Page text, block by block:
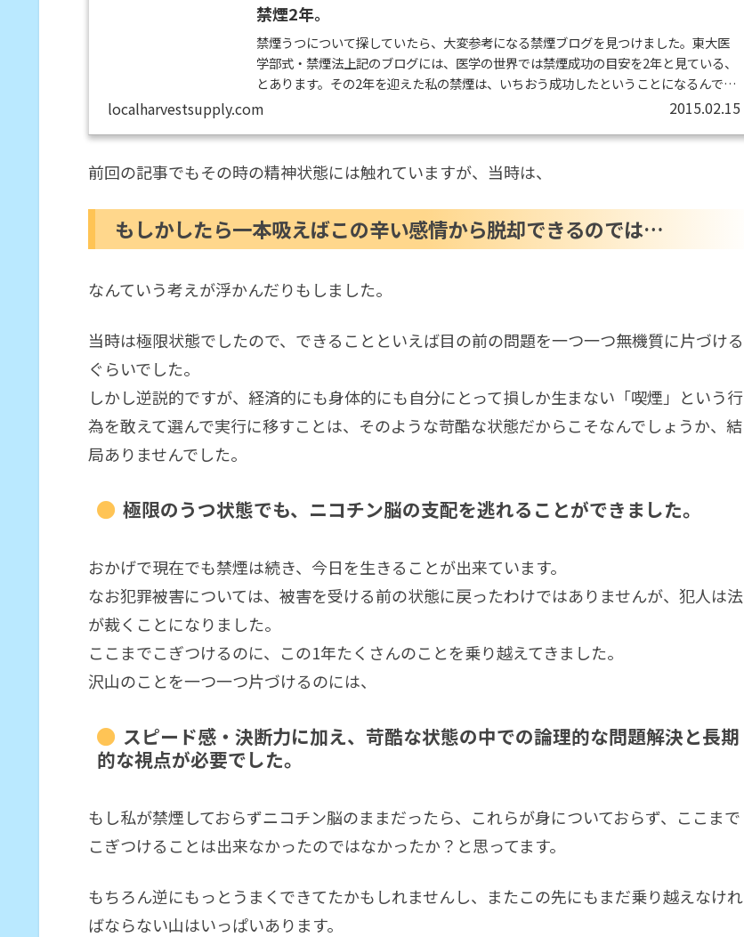
禁煙2年。
禁煙うつについて探していたら、大変参考になる禁煙ブログを見つけました。東大医
学部式・禁煙法上記のブログには、医学の世界では禁煙成功の目安を2年と見ている、
とあります。その2年を迎えた私の禁煙は、いちおう成功したということになるんでし
ょうか・・・と疑問に思うのは、最近自分がうつ気味であり、その原因は禁煙のせい
めです。自分のここまでの禁煙を自分のブログで振り返ってみると、禁煙と並行して
ストレスが高まっていることは頻繁に触れていました。し...
localharvestsupply.com 2015.02.15
前回の記事でもその時の精神状態には触れていますが、当時は、
もしかしたら一本吸えばこの辛い感情から脱却できるのでは…
なんていう考えが浮かんだりもしました。
当時は極限状態でしたので、できることといえば目の前の問題を一つ一つ無機質に片づける
ぐらいでした。
しかし逆説的ですが、経済的にも身体的にも自分にとって損しか生まない「喫煙」という行
為を敢えて選んで実行に移すことは、そのような苛酷な状態だからこそなんでしょうか、結
局ありませんでした。
極限のうつ状態でも、ニコチン脳の支配を逃れることができました。
おかげで現在でも禁煙は続き、今日を生きることが出来ています。
なお犯罪被害については、被害を受ける前の状態に戻ったわけではありませんが、犯人は法
が裁くことになりました。
ここまでこぎつけるのに、この1年たくさんのことを乗り越えてきました。
沢山のことを一つ一つ片づけるのには、
スピード感・決断力に加え、苛酷な状態の中での論理的な問題解決と長期
的な視点が必要でした。
もし私が禁煙しておらずニコチン脳のままだったら、これらが身についておらず、ここまで
こぎつけることは出来なかったのではなかったか？と思ってます。
もちろん逆にもっとうまくできてたかもしれませんし、またこの先にもまだ乗り越えなけれ
ばならない山はいっぱいあります。